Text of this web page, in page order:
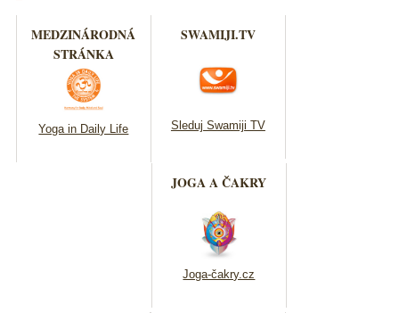
MEDZINÁRODNÁ
STRÁNKA
Yoga in Daily Life
SWAMIJI.TV
Sleduj Swamiji TV
JOGA A ČAKRY
Joga-čakry.cz